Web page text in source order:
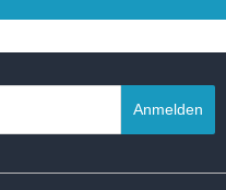
Anmelden